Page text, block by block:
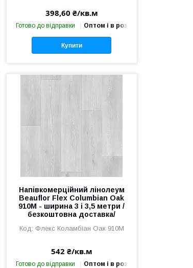
398,60 ₴/кв.м
Готово до відправки Оптом і в роздріб
Купити
Напівкомерційний лінолеум
Beauflor Flex Columbian Oak
910M - ширина 3 і 3,5 метри /
безкоштовна доставка/
Флекс Коламбіан Оак 910М
542 ₴/кв.м
Готово до відправки Оптом і в роздріб